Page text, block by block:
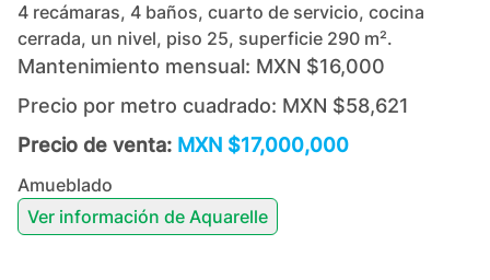
4 recámaras, 4 baños, cuarto de servicio, cocina
cerrada, un nivel, piso 25, superficie 290 m².
Mantenimiento mensual: MXN $16,000
Precio por metro cuadrado: MXN $58,621
Precio de venta: MXN $17,000,000
Amueblado
Ver información de Aquarelle